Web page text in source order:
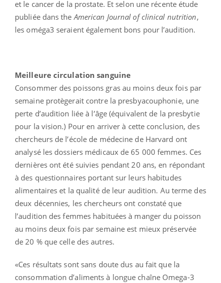
et le cancer de la prostate. Et selon une récente étude
publiée dans the American Journal of clinical nutrition,
les oméga3 seraient également bons pour l’audition.
Meilleure circulation sanguine
Consommer des poissons gras au moins deux fois par
semaine protègerait contre la presbyacouphonie, une
perte d’audition liée à l’âge (équivalent de la presbytie
pour la vision.) Pour en arriver à cette conclusion, des
chercheurs de l’école de médecine de Harvard ont
analysé les dossiers médicaux de 65 000 femmes. Ces
dernières ont été suivies pendant 20 ans, en répondant
à des questionnaires portant sur leurs habitudes
alimentaires et la qualité de leur audition. Au terme des
deux décennies, les chercheurs ont constaté que
l’audition des femmes habituées à manger du poisson
au moins deux fois par semaine est mieux préservée
de 20 % que celle des autres.
«Ces résultats sont sans doute dus au fait que la
consommation d’aliments à longue chaîne Omega-3